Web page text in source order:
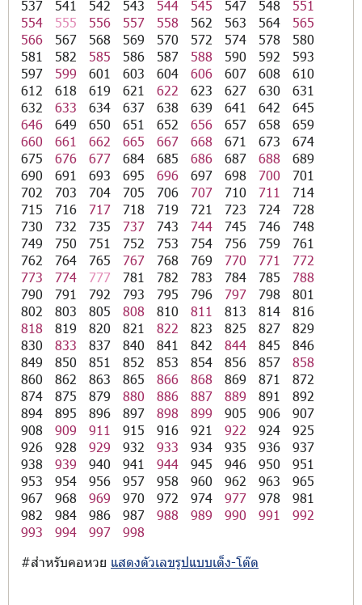
537
541 542 543 544 545 547 548
551
554
555 556 557 558 562 563 564
565
566
567 568 569 570 572 574 578
580
581
582 585 586 587 588 590 592
593
597
599 601 603 604 606 607 608
610
612
618 619 621 622 623 627 630
631
632
633 634 637 638 639 641 642
645
646
649 650 651 652 656 657 658
659
660
661 662 665 667 668 671 673
674
675
676 677 684 685 686 687 688
689
690
691 693 695 696 697 698 700
701
702
703 704 705 706 707 710 711
714
715
716 717 718 719 721 723 724
728
730
732 735 737 743 744 745 746
748
749
750 751 752 753 754 756 759
761
762
764 765 767 768 769 770 771
772
773
774 777 781 782 783 784 785
788
790
791 792 793 795 796 797 798
801
802
803 805 808 810 811 813 814
816
818
819 820 821 822 823 825 827
829
830
833 837 840 841 842 844 845
846
849
850 851 852 853 854 856 857
858
860
862 863 865 866 868 869 871
872
874
875 879 880 886 887 889 891
892
894
895 896 897 898 899 905 906
907
908
909 911 915 916 921 922 924
925
926
928 929 932 933 934 935 936
937
938
939 940 941 944 945 946 950
951
953
954 956 957 958 960 962 963
965
967
968 969 970 972 974 977 978
981
982
984 986 987 988 989 990 991
992
993
994 997
998
#สำหรับคอหวย แสดงตัวเลขรูปแบบเต็ง-โต๊ด